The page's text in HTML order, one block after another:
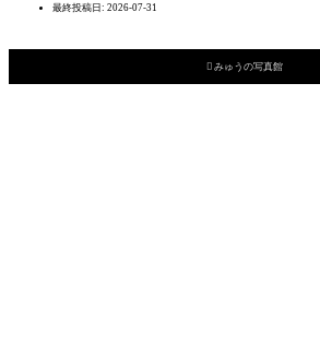
最終投稿日: 2026-07-31
 みゅうの写真館